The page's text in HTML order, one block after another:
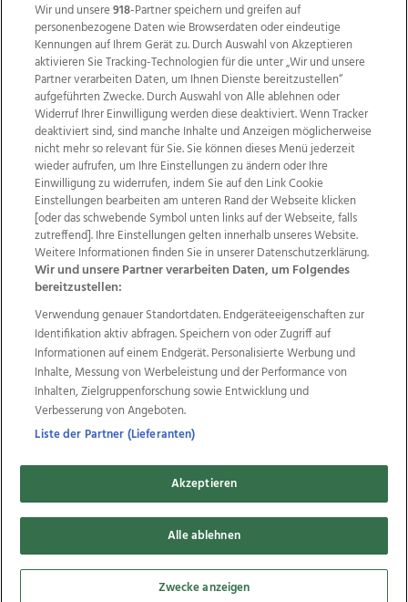
Wir über uns Mediadaten Kontakt
Jobs
Datenschutz
Impressum
AGB Anzeigekunden
AGB Website
Ehrenkodex Politische Werbung
Weitere Angebote des Medienhauses Wimmer
TV1 di-mog-i.at OÖNow
Ischler Woche
Life Radio
OÖNachrichten
OÖN Immobilien
OÖN Karriere
OÖN Reise
Promenaden Galerien
Regionaljobs
wasistlos.at
Copyrights © 2026 Tips Zeitungs GmbH & Co KG
developed by11x11.net
Cookie Einstellungen bearbeiten
Wir und unsere918-Partner speichern und greifen auf
personenbezogene Daten wie Browserdaten oder eindeutige
Kennungen auf Ihrem Gerät zu. Durch Auswahl von Akzeptieren
aktivieren Sie Tracking-Technologien für die unter „Wir und unsere
Partner verarbeiten Daten, um Ihnen Dienste bereitzustellen“
aufgeführten Zwecke. Durch Auswahl von Alle ablehnen oder
Widerruf Ihrer Einwilligung werden diese deaktiviert. Wenn Tracker
deaktiviert sind, sind manche Inhalte und Anzeigen möglicherweise
nicht mehr so relevant für Sie. Sie können dieses Menü jederzeit
wieder aufrufen, um Ihre Einstellungen zu ändern oder Ihre
Einwilligung zu widerrufen, indem Sie auf den Link Cookie
Einstellungen bearbeiten am unteren Rand der Webseite klicken
[oder das schwebende Symbol unten links auf der Webseite, falls
zutreffend]. Ihre Einstellungen gelten innerhalb unseres Website.
Weitere Informationen finden Sie in unserer Datenschutzerklärung.
Wir und unsere Partner verarbeiten Daten, um Folgendes
bereitzustellen:
Verwendung genauer Standortdaten. Endgeräteeigenschaften zur
Identifikation aktiv abfragen. Speichern von oder Zugriff auf
Informationen auf einem Endgerät. Personalisierte Werbung und
Inhalte, Messung von Werbeleistung und der Performance von
Inhalten, Zielgruppenforschung sowie Entwicklung und
Verbesserung von Angeboten.
Liste der Partner (Lieferanten)
Akzeptieren
Alle ablehnen
Zwecke anzeigen